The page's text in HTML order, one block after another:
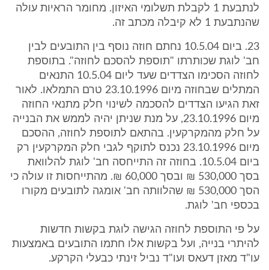
לנתבעת 1 לקבלת תשלומי האיזון. מחומר הראיות עולה
שהנתבעת 1 לא קיבלה מכתב זה.
23. ביום 10.5.04 נחתם חוזה נוסף בין התובעים לבין
חב' לוגת שכותרתו "תוספת להסכם לחוזה". בתוספת
לחוזה הסכימו הצדדים שעד ליום 10.5.04 התנאים
המתלים שבחוזה מיום 23.10.1996 טרם התמלאו. לאור
זאת הגיעו הצדדים להסכמה לשינוי חלק מתנאי החוזה
מיום 23.10.1996, על מנת שניתן יהיה לממש את הבנייה
על חלק מהמקרקעין. בהתאם לתוספת לחוזה, ההסכם
מיום 23.10.1996 נכנס לתוקף לגבי חלק המקרקעין רק
ביום 10.5.04. בחוזה זה התייחסה חב' לוגת להלוואת
בסך 530,000 ₪ ובסך 60,000 ₪. מהתייחסות זו עולה כי
הסך 530,000 ₪ שהלוותה חב' אומגה לתובעים מקורו
בכספי חב' לוגת.
על פי התוספת לחוזה הגישה לוגת בקשות חדשות
להיתרי בנייה, ועל בקשות אלו חתמו התובעים באמצעות
עו"ד מאזן דעאס ועו"ד נביל זינתי כבעלי הקרקע.